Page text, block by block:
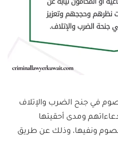
في جنح الضرب والإتلاف
ومدى أحقيتها
ونفيها، وذلك عن طريق